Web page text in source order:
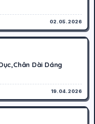
02.05.2026
Dài Dáng
19.04.2026